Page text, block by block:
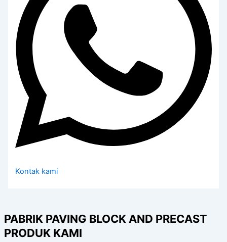
Kontak kami
PABRIK PAVING BLOCK AND PRECAST
PRODUK KAMI